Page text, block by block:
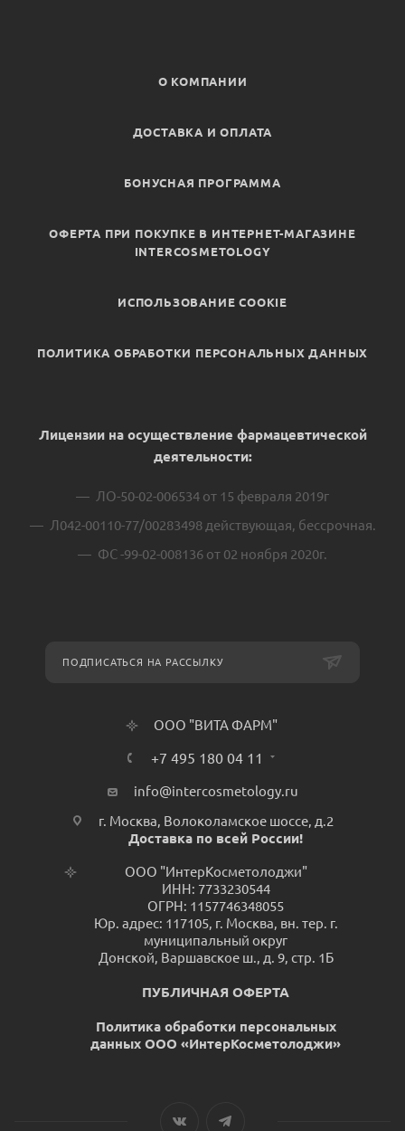
О КОМПАНИИ
ДОСТАВКА И ОПЛАТА
БОНУСНАЯ ПРОГРАММА
ОФЕРТА ПРИ ПОКУПКЕ В ИНТЕРНЕТ-МАГАЗИНЕ
INTERCOSMETOLOGY
ИСПОЛЬЗОВАНИЕ COOKIE
ПОЛИТИКА ОБРАБОТКИ ПЕРСОНАЛЬНЫХ ДАННЫХ
Лицензии на осуществление фармацевтической
деятельности:
ЛО-50-02-006534 от 15 февраля 2019г
Л042-00110-77/00283498 действующая, бессрочная.
ФС -99-02-008136 от 02 ноября 2020г.
ПОДПИСАТЬСЯ НА РАССЫЛКУ
ООО "ВИТА ФАРМ"
+7 495 180 04 11
info@intercosmetology.ru
г. Москва, Волоколамское шоссе, д.2
Доставка по всей России!
ООО "ИнтерКосметолоджи"
ИНН: 7733230544
ОГРН: 1157746348055
Юр. адрес: 117105, г. Москва, вн. тер. г.
муниципальный округ
Донской, Варшавское ш., д. 9, стр. 1Б
ПУБЛИЧНАЯ ОФЕРТА
Политика обработки персональных
данных ООО «ИнтерКосметолоджи»